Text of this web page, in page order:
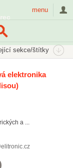
menu
sekce/štítky
elektronika
a ...